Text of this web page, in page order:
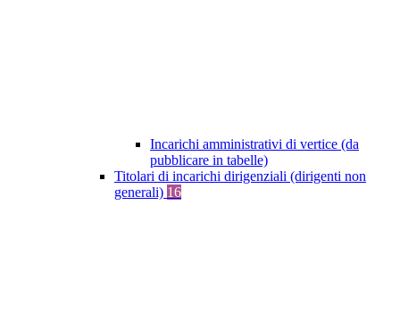
Incarichi amministrativi di vertice (da
pubblicare in tabelle)
Titolari di incarichi dirigenziali (dirigenti non
generali) 16